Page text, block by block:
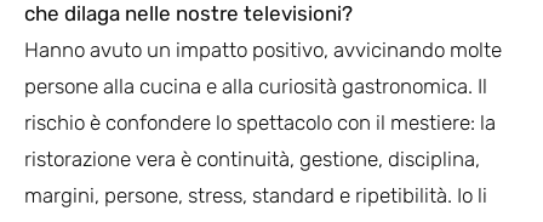
che dilaga nelle nostre televisioni?
Hanno avuto un impatto positivo, avvicinando molte
persone alla cucina e alla curiosità gastronomica. Il
rischio è confondere lo spettacolo con il mestiere: la
ristorazione vera è continuità, gestione, disciplina,
margini, persone, stress, standard e ripetibilità. Io li